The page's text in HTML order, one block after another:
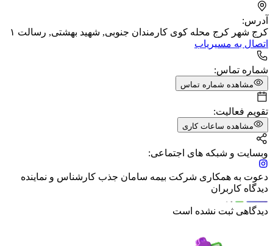
آدرس:
کرج شهر کرج محله کوی کارمندان جنوبی, شهید بهشتی, رسالت ۱
اتصال به مسیریاب
شماره تماس:
مشاهده شماره تماس
تقویم فعالیت:
مشاهده ساعات کاری
وبسایت و شبکه های اجتماعی:
دعوت به همکاری شرکت بیمه سامان جذب کارشناس و نماینده
دیدگاه کاربران
دیدگاهی ثبت نشده است